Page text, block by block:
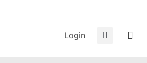
Login